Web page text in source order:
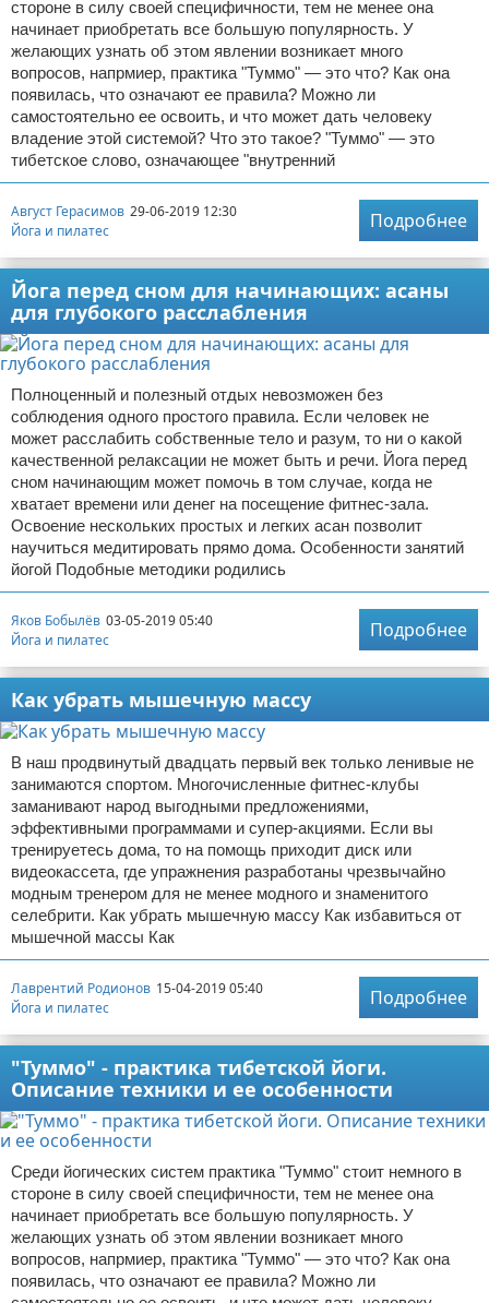
стороне в силу своей специфичности, тем не менее она
начинает приобретать все большую популярность. У
желающих узнать об этом явлении возникает много
вопросов, напрмиер, практика "Туммо" — это что? Как она
появилась, что означают ее правила? Можно ли
самостоятельно ее освоить, и что может дать человеку
владение этой системой? Что это такое? "Туммо" — это
тибетское слово, означающее "внутренний
Август Герасимов 29-06-2019 12:30
Йога и пилатес
Подробнее
Йога перед сном для начинающих: асаны
для глубокого расслабления
Полноценный и полезный отдых невозможен без
соблюдения одного простого правила. Если человек не
может расслабить собственные тело и разум, то ни о какой
качественной релаксации не может быть и речи. Йога перед
сном начинающим может помочь в том случае, когда не
хватает времени или денег на посещение фитнес-зала.
Освоение нескольких простых и легких асан позволит
научиться медитировать прямо дома. Особенности занятий
йогой Подобные методики родились
Яков Бобылёв 03-05-2019 05:40
Йога и пилатес
Подробнее
Как убрать мышечную массу
В наш продвинутый двадцать первый век только ленивые не
занимаются спортом. Многочисленные фитнес-клубы
заманивают народ выгодными предложениями,
эффективными программами и супер-акциями. Если вы
тренируетесь дома, то на помощь приходит диск или
видеокассета, где упражнения разработаны чрезвычайно
модным тренером для не менее модного и знаменитого
селебрити. Как убрать мышечную массу Как избавиться от
мышечной массы Как
Лаврентий Родионов 15-04-2019 05:40
Йога и пилатес
Подробнее
"Туммо" - практика тибетской йоги.
Описание техники и ее особенности
Среди йогических систем практика "Туммо" стоит немного в
стороне в силу своей специфичности, тем не менее она
начинает приобретать все большую популярность. У
желающих узнать об этом явлении возникает много
вопросов, напрмиер, практика "Туммо" — это что? Как она
появилась, что означают ее правила? Можно ли